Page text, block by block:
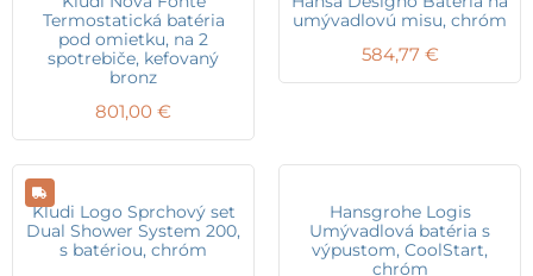
Termostatická batéria
pod omietku, na 2
spotrebiče, kefovaný
bronz
801,00 €
umývadlovú misu, chróm
584,77 €
Kludi Logo Sprchový set
Dual Shower System 200,
s batériou, chróm
Hansgrohe Logis
Umývadlová batéria s
výpustom, CoolStart,
chróm